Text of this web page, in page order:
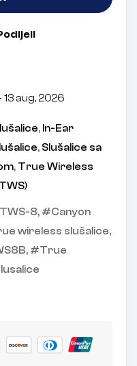
13 aug, 2026
, In-Ear
, Slušalice sa
, True Wireless
8,
Canyon
wireless slušalice,
,
True